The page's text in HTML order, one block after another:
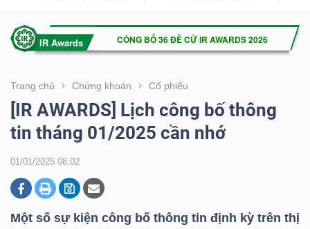
Trang chủ Chứng khoán Cổ phiếu
[IR AWARDS] Lịch công bố thông
tin tháng 01/2025 cần nhớ
01/01/2025 08:02
Một số sự kiện công bố thông tin định kỳ trên thị
(-)
VIETSTOCK
CHỨNG
DOANH